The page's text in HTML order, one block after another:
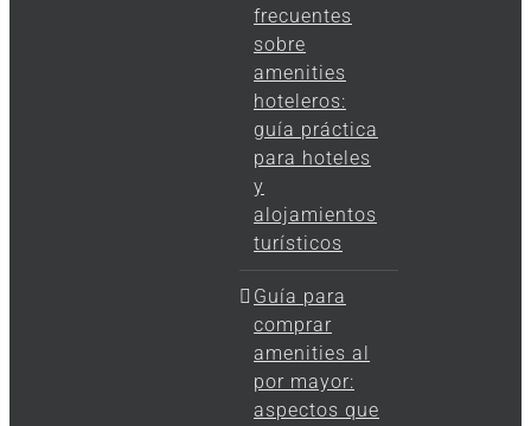
frecuentes
sobre
amenities
hoteleros:
guía práctica
para hoteles
y
alojamientos
turísticos
Guía para
comprar
amenities al
por mayor:
aspectos que